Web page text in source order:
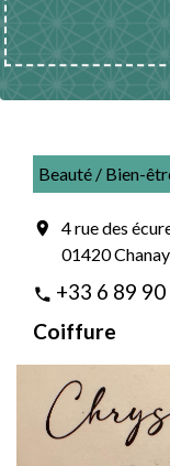
Beauté / Bien-
location_on
4 rue des
01420 Chanay
phone +33 6 89
Coiffure